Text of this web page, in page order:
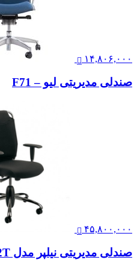
۱۴,۸۰۶,۰۰۰
صندلی مدیریتی لیو – F71
۴۵,۸۰۰,۰۰۰
صندلی مدیریتی نیلپر مدل OCT 712T